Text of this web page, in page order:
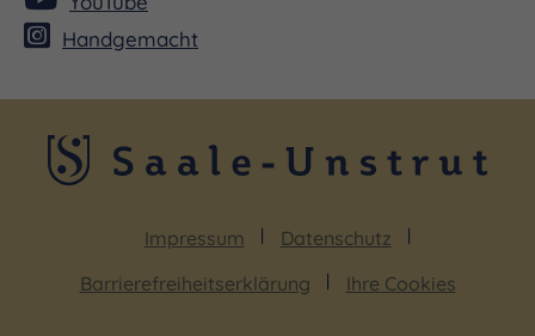
gültigem Winzerfest-Eintrittsbändchen möglich.
Tickets sind erhältlich unter: eventim.de
Handgemacht
Impressum
Datenschutz
Barrierefreiheitserklärung
Ihre Cookies